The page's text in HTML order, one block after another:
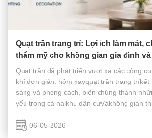
Quạt trần trang trí: Lợi ích làm mát,
thẩm mỹ cho không gian gia đình
Quạt trần đã phát triển vượt xa các công
khí đơn giản. hôm nayquạt trần trang tríkết
sáng và phong cách, biến chúng thành
yếu trong cả haikhu dân cưVàkhông gian
giúp lưu thông ...
06-05-2026